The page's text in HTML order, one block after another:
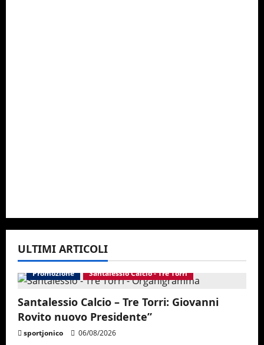
ULTIMI ARTICOLI
Promozione Santalessio Calcio - Tre Torri
Santalessio Calcio – Tre Torri: Giovanni
Rovito nuovo Presidente”
sportjonico
06/08/2026